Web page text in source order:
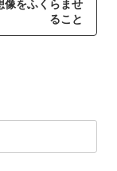
像をふくらませ
ること